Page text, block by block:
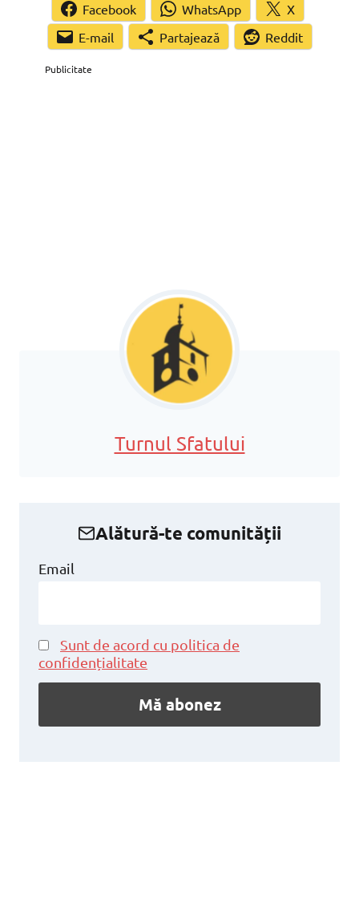
Facebook WhatsApp
X
Partajează
Reddit
Publicitate
Turnul Sfatului
Alătură-te comunității
Email
Sunt de acord cu politica de
confidențialitate